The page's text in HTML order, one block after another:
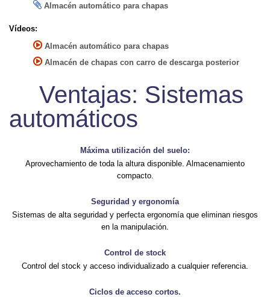
Almacén automático para chapas
Vídeos:
Almacén automático para chapas
Almacén de chapas con carro de descarga posterior
Ventajas: Sistemas
automáticos
Máxima utilización del suelo:
Aprovechamiento de toda la altura disponible. Almacenamiento
compacto.
Seguridad y ergonomía
Sistemas de alta seguridad y perfecta ergonomía que eliminan riesgos
en la manipulación.
Control de stock
Control del stock y acceso individualizado a cualquier referencia.
Ciclos de acceso cortos.